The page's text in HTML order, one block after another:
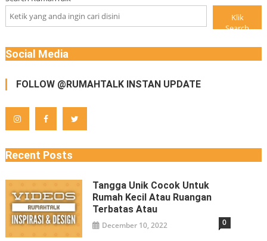
Klik
Search
Social Media
FOLLOW @RUMAHTALK INSTAN UPDATE
Recent Posts
Tangga Unik Cocok Untuk
Rumah Kecil Atau Ruangan
Terbatas Atau
December 10, 2022 0